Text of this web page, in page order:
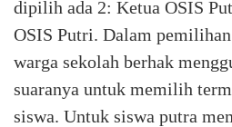
dipilih ada 2: Ketua OSIS
OSIS Putri. Dalam
warga sekolah berhak
suaranya untuk memilih
siswa. Untuk siswa putra